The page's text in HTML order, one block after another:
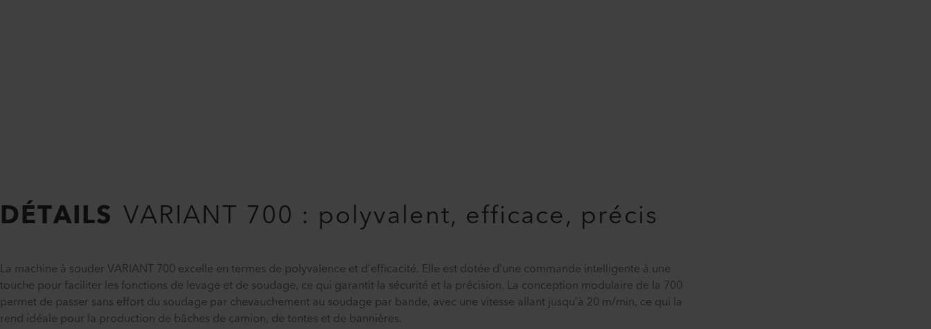
DÉTAILS VARIANT 700 : polyvalent, efficace, précis
La machine à souder VARIANT 700 excelle en termes de polyvalence et d’efficacité. Elle est dotée d’une commande intelligente à une
touche pour faciliter les fonctions de levage et de soudage, ce qui garantit la sécurité et la précision. La conception modulaire de la 700
permet de passer sans effort du soudage par chevauchement au soudage par bande, avec une vitesse allant jusqu’à 20 m/min, ce qui la
rend idéale pour la production de bâches de camion, de tentes et de bannières.